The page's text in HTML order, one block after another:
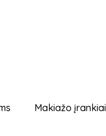
Makiažo įrankiai